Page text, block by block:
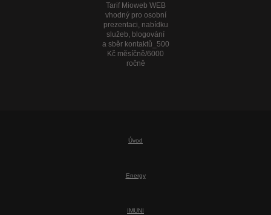
Tarif Mioweb WEB
vhodný pro osobní
prezentaci, nabídku
služeb, blogování
a sběr kontaktů_500
Kč měsíčně/6000
ročně
Úvod
Energy
IMUNI